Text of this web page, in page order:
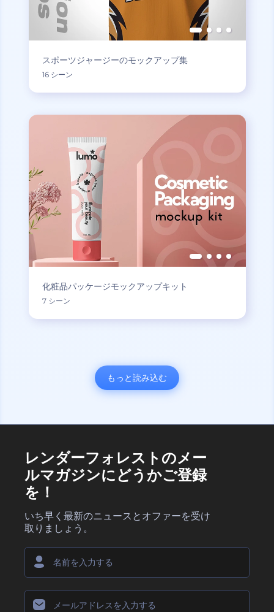
スポーツジャージーのモックアップ集
16 シーン
化粧品パッケージモックアップキット
7 シーン
もっと読み込む
レンダーフォレストのメー
ルマガジンにどうかご登録
を！
いち早く最新のニュースとオファーを受け
取りましょう。